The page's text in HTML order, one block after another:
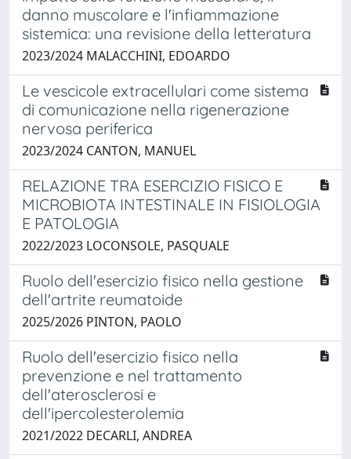
danno muscolare e l'infiammazione
sistemica: una revisione della letteratura
2023/2024 MALACCHINI, EDOARDO
Le vescicole extracellulari come sistema
di comunicazione nella rigenerazione
nervosa periferica
2023/2024 CANTON, MANUEL
RELAZIONE TRA ESERCIZIO FISICO E
MICROBIOTA INTESTINALE IN FISIOLOGIA
E PATOLOGIA
2022/2023 LOCONSOLE, PASQUALE
Ruolo dell'esercizio fisico nella gestione
dell'artrite reumatoide
2025/2026 PINTON, PAOLO
Ruolo dell'esercizio fisico nella
prevenzione e nel trattamento
dell'aterosclerosi e
dell'ipercolesterolemia
2021/2022 DECARLI, ANDREA